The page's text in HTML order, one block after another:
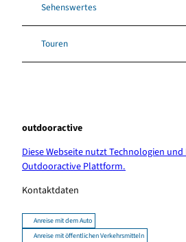
Sehenswertes
Touren
outdooractive
Diese Webseite nutzt Technologien
Outdooractive Plattform.
Kontaktdaten
Anreise mit dem Auto
Anreise mit öffentlichen Verkehrsmitteln